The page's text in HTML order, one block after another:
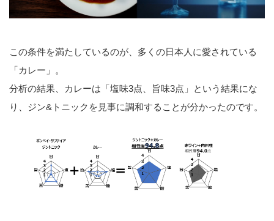
この条件を満たしているのが、多くの日本人に愛されている
「カレー」。
分析の結果、カレーは「塩味3点、旨味3点」という結果にな
り、ジン&トニックを見事に調和することが分かったのです。